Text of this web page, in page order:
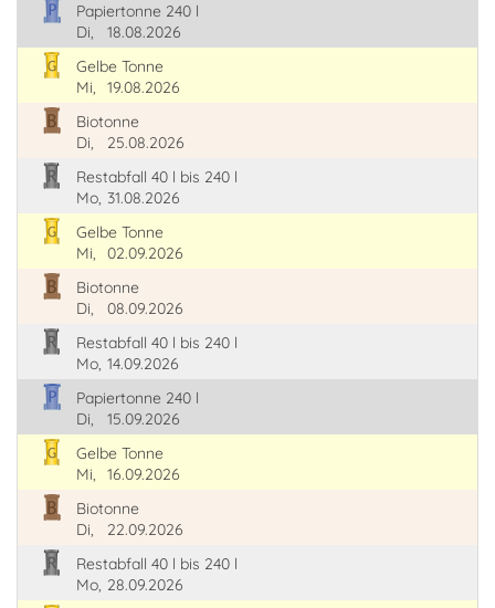
Papiertonne 240 l
Di,
18.08.2026
Gelbe Tonne
Mi,
19.08.2026
Biotonne
Di,
25.08.2026
Restabfall 40 l bis 240 l
Mo, 31.08.2026
Gelbe Tonne
Mi,
02.09.2026
Biotonne
Di,
08.09.2026
Restabfall 40 l bis 240 l
Mo, 14.09.2026
Papiertonne 240 l
Di,
15.09.2026
Gelbe Tonne
Mi,
16.09.2026
Biotonne
Di,
22.09.2026
Restabfall 40 l bis 240 l
Mo, 28.09.2026